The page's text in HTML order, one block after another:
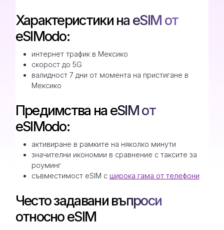
Характеристики на eSIM от
eSIModo:
интернет трафик в Мексико
скорост до 5G
валидност 7 дни от момента на пристигане в
Мексико
Предимства на eSIM от
eSIModo:
активиране в рамките на няколко минути
значителни икономии в сравнение с таксите за
роуминг
съвместимост eSIM с широка гама от телефони
Често задавани въпроси
относно eSIM